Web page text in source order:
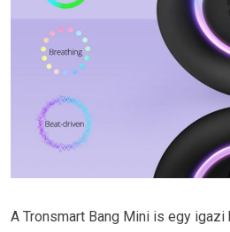
A Tronsmart Bang Mini is egy